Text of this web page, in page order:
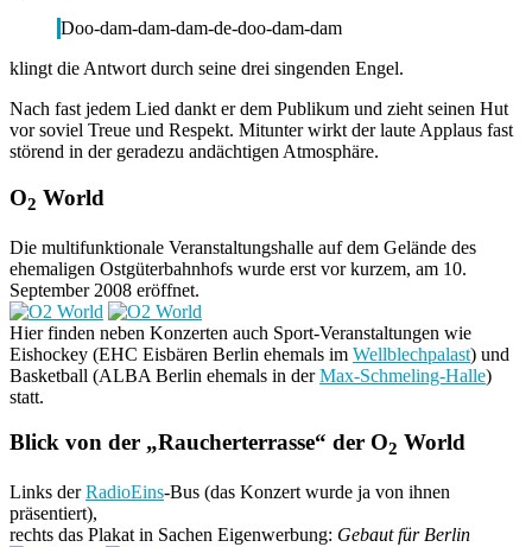
Doo-dam-dam-dam-de-doo-dam-dam
klingt die Antwort durch seine drei singenden Engel.
Nach fast jedem Lied dankt er dem Publikum und zieht seinen Hut
vor soviel Treue und Respekt. Mitunter wirkt der laute Applaus fast
störend in der geradezu andächtigen Atmosphäre.
O2 World
Die multifunktionale Veranstaltungshalle auf dem Gelände des
ehemaligen Ostgüterbahnhofs wurde erst vor kurzem, am 10.
September 2008 eröffnet.
Hier finden neben Konzerten auch Sport-Veranstaltungen wie
Eishockey (EHC Eisbären Berlin ehemals im Wellblechpalast) und
Basketball (ALBA Berlin ehemals in derMax-Schmeling-Halle)
statt.
Blick von der „Raucherterrasse“ der O2 World
Links derRadioEins-Bus (das Konzert wurde ja von ihnen
präsentiert),
rechts das Plakat in Sachen Eigenwerbung: Gebaut für Berlin